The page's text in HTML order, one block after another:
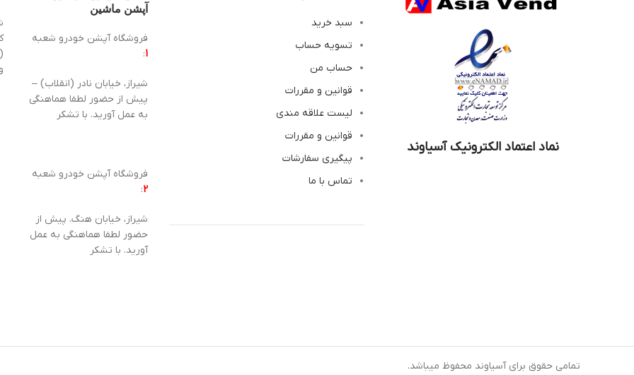
نماد اعتماد الکترونیک آسیاوند
سبد خرید
تسویه حساب
حساب من
قوانین و مقررات
لیست علاقه مندی
قوانین و مقررات
پیگیری سفارشات
تماس با ما
آپشن ماشین
فروشگاه آپشن خودرو شعبه
1
:
شیراز، خیابان نادر (انقلاب) –
پیش از حضور لطفا هماهنگی
به عمل آورید. با تشکر
فروشگاه آپشن خودرو شعبه
2
:
شیراز، خیابان هنگ. پیش از
حضور لطفا هماهنگی به عمل
آورید. با تشکر
تمامی حقوق برای آسیاوند محفوظ میباشد.